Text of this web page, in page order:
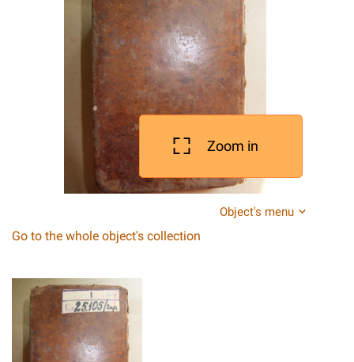
Zoom in
Object's menu
Go to the whole object's collection